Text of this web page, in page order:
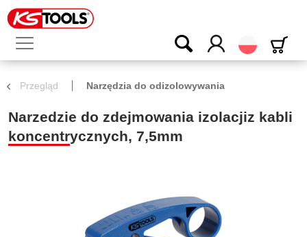
Polski
Przegląd Narzędzia do odizolowywania
Narzedzie do zdejmowania izolacjiz kabli
koncentrycznych, 7,5mm